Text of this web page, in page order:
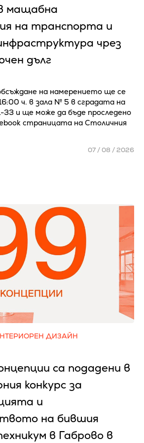
мащабна
на транспорта и
чрез
дълг
на намерението ще се
ч. в зала № 5 в сградата на
33 и ще може да бъде проследено
страницата на Столичния
07 / 08 / 2026
ДИЗАЙН
са подадени в
конкурс за
и
на бившия
в Габрово в